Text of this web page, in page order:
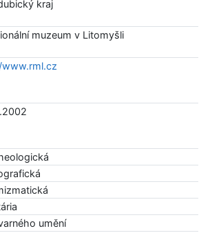
kraj
muzeum v Litomyšli
umění